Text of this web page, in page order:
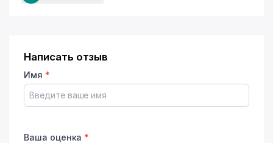
Написать отзыв
Имя *
Ваша оценка *